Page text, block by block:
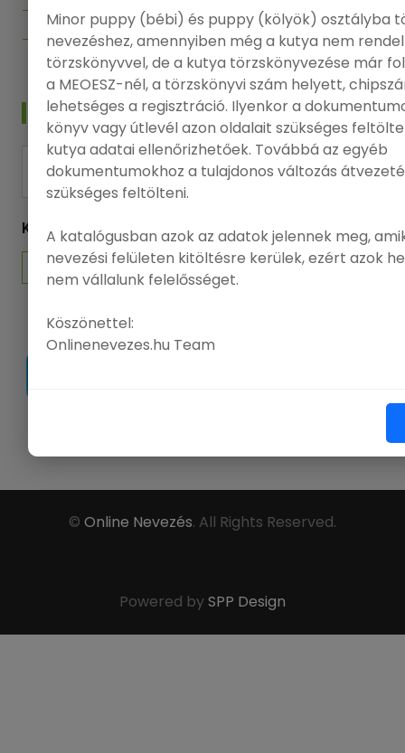
Adatvédelmi politika
Felhasználási feltételek
HÍRLEVÉL
FELIRATKOZÁS
KÖVESSEN MINKET
© Online Nevezés. All Rights Reserved.
Powered bySPP Design
Minor puppy (bébi) és puppy (kölyök) osztályba
nevezéshez, amennyiben még a kutya nem
törzskönyvvel, de a kutya törzskönyvezése már
a MEOESZ-nél, a törzskönyvi szám helyett,
lehetséges a regisztráció. Ilyenkor a
könyv vagy útlevél azon oldalait szükséges
kutya adatai ellenőrizhetőek. Továbbá az egyéb
dokumentumokhoz a tulajdonos változás
szükséges feltölteni.
A katalógusban azok az adatok jelennek meg,
nevezési felületen kitöltésre kerülek, ezért azok
nem vállalunk felelősséget.
Köszönettel:
Onlinenevezes.hu Team